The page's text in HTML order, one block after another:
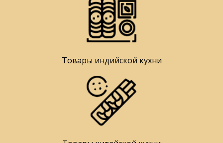
Товары индийской кухни